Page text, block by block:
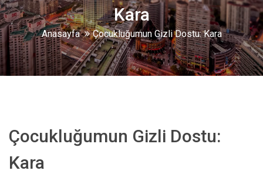
Kara
Anasayfa Çocukluğumun Gizli Dostu: Kara
Çocukluğumun Gizli Dostu:
Kara